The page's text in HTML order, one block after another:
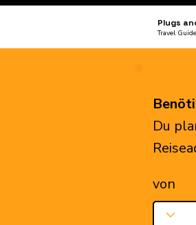
Plugs
Travel Guide
Du
von